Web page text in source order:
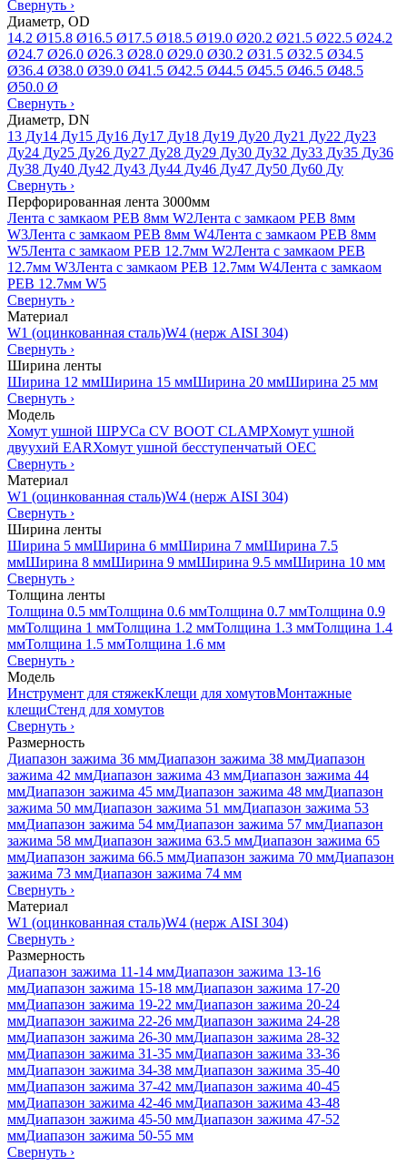
Свернуть ›
Диаметр, OD
14.2 Ø15.8 Ø16.5 Ø17.5 Ø18.5 Ø19.0 Ø20.2 Ø21.5 Ø22.5 Ø24.2
Ø24.7 Ø26.0 Ø26.3 Ø28.0 Ø29.0 Ø30.2 Ø31.5 Ø32.5 Ø34.5
Ø36.4 Ø38.0 Ø39.0 Ø41.5 Ø42.5 Ø44.5 Ø45.5 Ø46.5 Ø48.5
Ø50.0 Ø
Свернуть ›
Диаметр, DN
13 Ду14 Ду15 Ду16 Ду17 Ду18 Ду19 Ду20 Ду21 Ду22 Ду23
Ду24 Ду25 Ду26 Ду27 Ду28 Ду29 Ду30 Ду32 Ду33 Ду35 Ду36
Ду38 Ду40 Ду42 Ду43 Ду44 Ду46 Ду47 Ду50 Ду60 Ду
Свернуть ›
Перфорированная лента 3000мм
Лента с замкаом PEB 8мм W2Лента с замкаом PEB 8мм
W3Лента с замкаом PEB 8мм W4Лента с замкаом PEB 8мм
W5Лента с замкаом PEB 12.7мм W2Лента с замкаом PEB
12.7мм W3Лента с замкаом PEB 12.7мм W4Лента с замкаом
PEB 12.7мм W5
Свернуть ›
Материал
W1 (оцинкованная сталь)W4 (нерж AISI 304)
Свернуть ›
Ширина ленты
Ширина 12 ммШирина 15 ммШирина 20 ммШирина 25 мм
Свернуть ›
Модель
Хомут ушной ШРУСа CV BOOT CLAMPХомут ушной
двуухий EARХомут ушной бесступенчатый OEC
Свернуть ›
Материал
W1 (оцинкованная сталь)W4 (нерж AISI 304)
Свернуть ›
Ширина ленты
Ширина 5 ммШирина 6 ммШирина 7 ммШирина 7.5
ммШирина 8 ммШирина 9 ммШирина 9.5 ммШирина 10 мм
Свернуть ›
Толщина ленты
Толщина 0.5 ммТолщина 0.6 ммТолщина 0.7 ммТолщина 0.9
ммТолщина 1 ммТолщина 1.2 ммТолщина 1.3 ммТолщина 1.4
ммТолщина 1.5 ммТолщина 1.6 мм
Свернуть ›
Модель
Инструмент для стяжекКлещи для хомутовМонтажные
клещиСтенд для хомутов
Свернуть ›
Размерность
Диапазон зажима 36 ммДиапазон зажима 38 ммДиапазон
зажима 42 ммДиапазон зажима 43 ммДиапазон зажима 44
ммДиапазон зажима 45 ммДиапазон зажима 48 ммДиапазон
зажима 50 ммДиапазон зажима 51 ммДиапазон зажима 53
ммДиапазон зажима 54 ммДиапазон зажима 57 ммДиапазон
зажима 58 ммДиапазон зажима 63.5 ммДиапазон зажима 65
ммДиапазон зажима 66.5 ммДиапазон зажима 70 ммДиапазон
зажима 73 ммДиапазон зажима 74 мм
Свернуть ›
Материал
W1 (оцинкованная сталь)W4 (нерж AISI 304)
Свернуть ›
Размерность
Диапазон зажима 11-14 ммДиапазон зажима 13-16
ммДиапазон зажима 15-18 ммДиапазон зажима 17-20
ммДиапазон зажима 19-22 ммДиапазон зажима 20-24
ммДиапазон зажима 22-26 ммДиапазон зажима 24-28
ммДиапазон зажима 26-30 ммДиапазон зажима 28-32
ммДиапазон зажима 31-35 ммДиапазон зажима 33-36
ммДиапазон зажима 34-38 ммДиапазон зажима 35-40
ммДиапазон зажима 37-42 ммДиапазон зажима 40-45
ммДиапазон зажима 42-46 ммДиапазон зажима 43-48
ммДиапазон зажима 45-50 ммДиапазон зажима 47-52
ммДиапазон зажима 50-55 мм
Свернуть ›